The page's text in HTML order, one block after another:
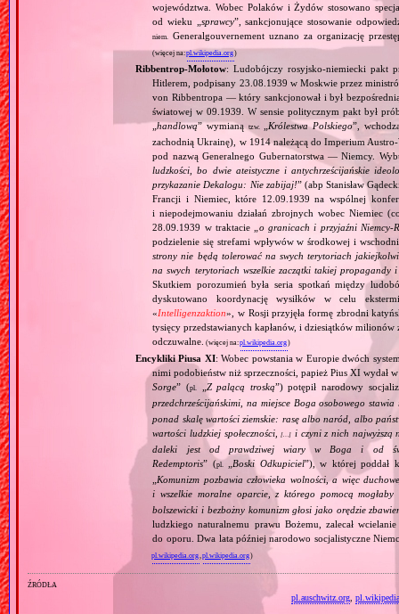
województwa. Wobec Polaków i Żydów stosowano
od wieku „ sprawcy”, sankcjonujące stosowanie
niem. Generalgouvernement uznano za organizację
(więcej na:pl.wikipedia.org)
Ribbentrop‐Mołotow: Ludobójczy rosyjsko‐niemiecki pakt
Hitlerem, podpisany 23.08.1939 w Moskwie przez
von Ribbentropa — który sankcjonował i był
światowej w 09.1939. W sensie politycznym pakt był
„handlową” wymianą tzw. Królestwa Polskiego”,
zachodnią Ukrainę), w 1914 należącą do Imperium
pod nazwą Generalnego Gubernatorstwa — Niemcy.
ludzkości, bo dwie ateistyczne i antychrześcijańskie
przykazanie Dekalogu: Nie zabijaj!” (abp Stanisław
Francji i Niemiec, które 12.09.1939 na wspólnej
i niepodejmowaniu działań zbrojnych wobec Niemiec
28.09.1939 w traktacie „ o granicach i przyjaźni
podzielenie się strefami wpływów w środkowej i
strony nie będą tolerować na swych terytoriach
na swych terytoriach wszelkie zaczątki takiej
Skutkiem porozumień była seria spotkań między
dyskutowano koordynację wysiłków w celu
«Intelligenzaktion», w Rosji przyjęła formę zbrodni
tysięcy przedstawianych kapłanów, i dziesiątków
odczuwalne. (więcej na:pl.wikipedia.org)
Encykliki Piusa XI: Wobec powstania w Europie dwóch
nimi podobieństw niż sprzeczności, papież Pius XI
Sorge” (pl. Z palącą troską”) potępił narodowy
przedchrześcijańskimi, na miejsce Boga osobowego
ponad skalę wartości ziemskie: rasę albo naród, albo
wartości ludzkiej społeczności,[…] i czyni z nich najwyższą
daleki jest od prawdziwej wiary w Boga i od
Redemptoris” (pl. Boski Odkupiciel”), w której poddał
Komunizm pozbawia człowieka wolności, a więc
i wszelkie moralne oparcie, z którego pomocą
bolszewicki i bezbożny komunizm głosi jako orędzie
ludzkiego naturalnemu prawu Bożemu, zalecał
do oporu. Dwa lata później narodowo socjalistyczne
pl.wikipedia.org,pl.wikipedia.org)
źródła
pl.auschwitz.org